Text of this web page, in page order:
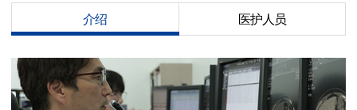
介绍 医护人员